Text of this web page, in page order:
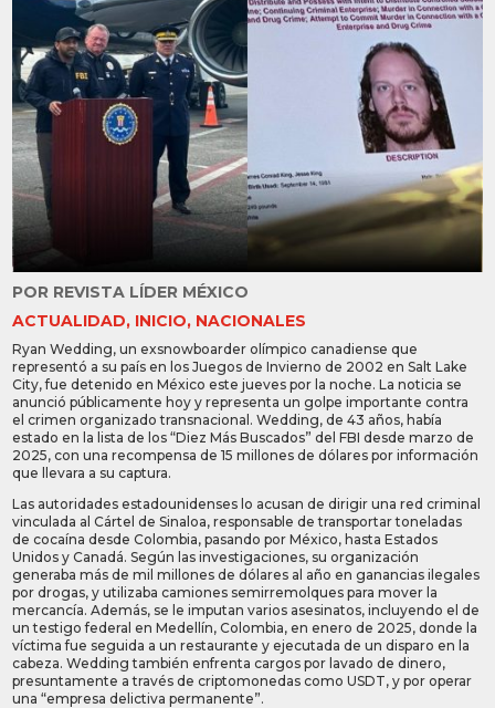
POR REVISTA LÍDER MÉXICO
ACTUALIDAD, INICIO, NACIONALES
Ryan Wedding, un exsnowboarder olímpico canadiense que
representó a su país en los Juegos de Invierno de 2002 en Salt Lake
City, fue detenido en México este jueves por la noche. La noticia se
anunció públicamente hoy y representa un golpe importante contra
el crimen organizado transnacional. Wedding, de 43 años, había
estado en la lista de los “Diez Más Buscados” del FBI desde marzo de
2025, con una recompensa de 15 millones de dólares por información
que llevara a su captura.
Las autoridades estadounidenses lo acusan de dirigir una red criminal
vinculada al Cártel de Sinaloa, responsable de transportar toneladas
de cocaína desde Colombia, pasando por México, hasta Estados
Unidos y Canadá. Según las investigaciones, su organización
generaba más de mil millones de dólares al año en ganancias ilegales
por drogas, y utilizaba camiones semirremolques para mover la
mercancía. Además, se le imputan varios asesinatos, incluyendo el de
un testigo federal en Medellín, Colombia, en enero de 2025, donde la
víctima fue seguida a un restaurante y ejecutada de un disparo en la
cabeza. Wedding también enfrenta cargos por lavado de dinero,
presuntamente a través de criptomonedas como USDT, y por operar
una “empresa delictiva permanente”.